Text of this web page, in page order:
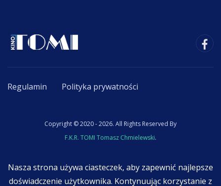
Nasza strona używa ciasteczek, aby zapewnić najlepsze
doświadczenie użytkownika. Kontynuując korzystanie z
Regulamin Polityka prywatności
Copyright © 2020 - 2026. All Rights Reserved By
F.K.R. TOMI Tomasz Chmielewski.